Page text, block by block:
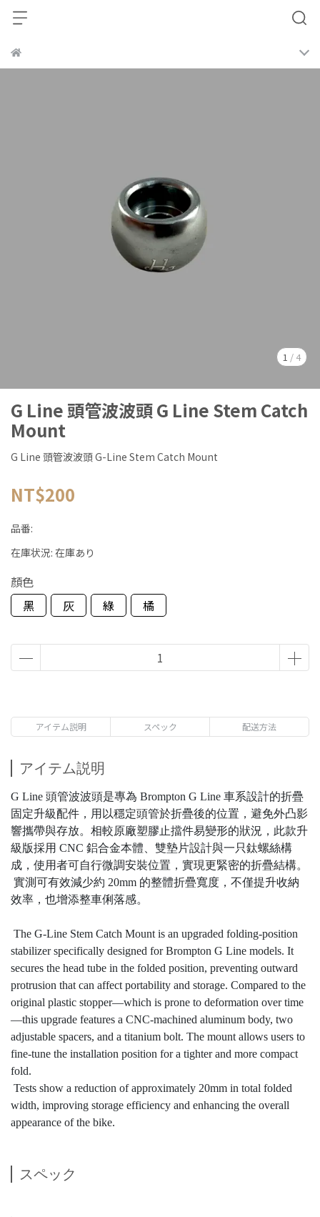
1 / 4
G Line 頭管波波頭 G Line Stem Catch
Mount
G Line 頭管波波頭 G-Line Stem Catch Mount
NT$200
品番:
在庫状況: 在庫あり
顏色
黑
灰 綠 橘
アイテム説明 スペック 配送方法
アイテム説明
G Line 頭管波波頭是專為 Brompton G Line 車系設計的折疊
固定升級配件，用以穩定頭管於折疊後的位置，避免外凸影
響攜帶與存放。相較原廠塑膠止擋件易變形的狀況，此款升
級版採用 CNC 鋁合金本體、雙墊片設計與一只鈦螺絲構
成，使用者可自行微調安裝位置，實現更緊密的折疊結構。
實測可有效減少約 20mm 的整體折疊寬度，不僅提升收納
效率，也增添整車俐落感。
The G-Line Stem Catch Mount is an upgraded folding-position
stabilizer specifically designed for Brompton G Line models. It
secures the head tube in the folded position, preventing outward
protrusion that can affect portability and storage. Compared to the
original plastic stopper—which is prone to deformation over time
—this upgrade features a CNC-machined aluminum body, two
adjustable spacers, and a titanium bolt. The mount allows users to
fine-tune the installation position for a tighter and more compact
fold.
Tests show a reduction of approximately 20mm in total folded
width, improving storage efficiency and enhancing the overall
appearance of the bike.
スペック